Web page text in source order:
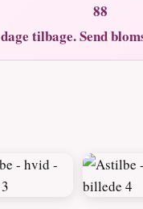
88
dage tilbage. Send